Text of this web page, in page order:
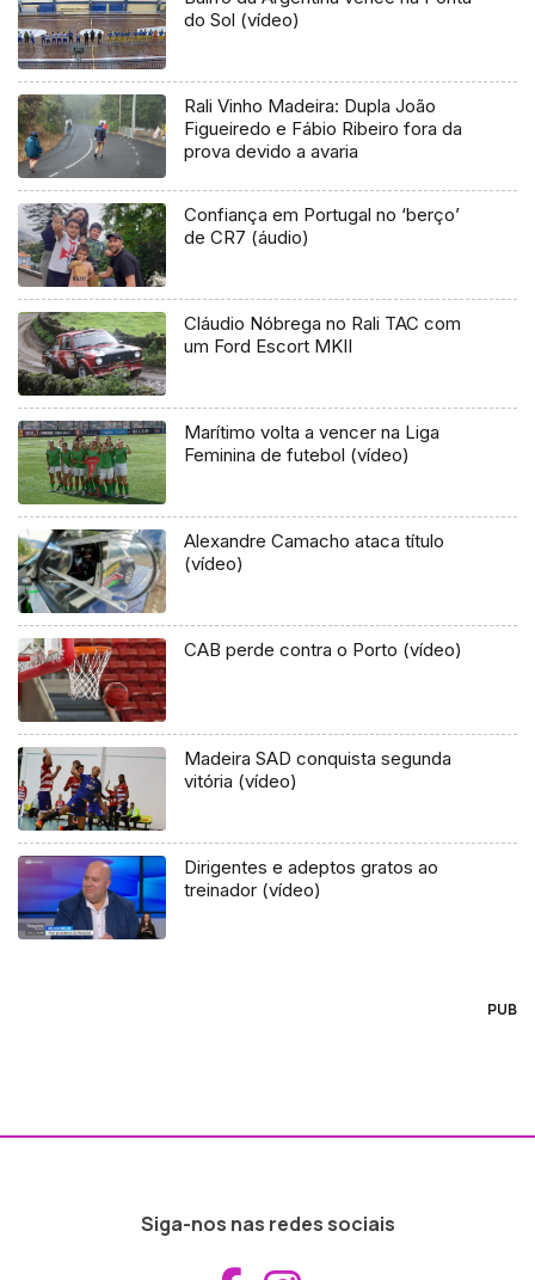
do Sol (vídeo)
Rali Vinho Madeira: Dupla João
Figueiredo e Fábio Ribeiro fora da
prova devido a avaria
Confiança em Portugal no ‘berço’
de CR7 (áudio)
Cláudio Nóbrega no Rali TAC com
um Ford Escort MKII
Marítimo volta a vencer na Liga
Feminina de futebol (vídeo)
Alexandre Camacho ataca título
(vídeo)
CAB perde contra o Porto (vídeo)
Madeira SAD conquista segunda
vitória (vídeo)
Dirigentes e adeptos gratos ao
treinador (vídeo)
PUB
Siga-nos nas redes sociais